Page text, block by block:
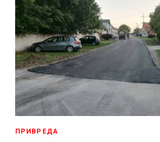
ПРИВРЕДА